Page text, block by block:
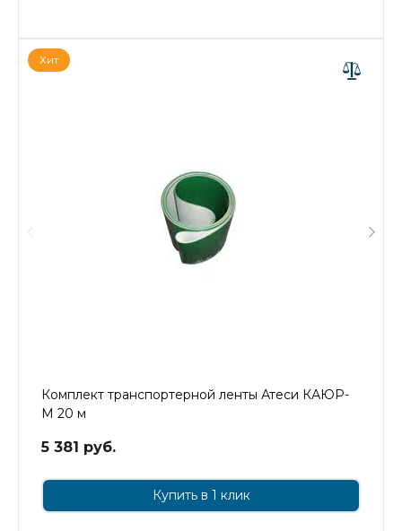
Хит
Комплект транспортерной ленты Атеси КАЮР-
М 20 м
5 381 руб.
Купить в 1 клик